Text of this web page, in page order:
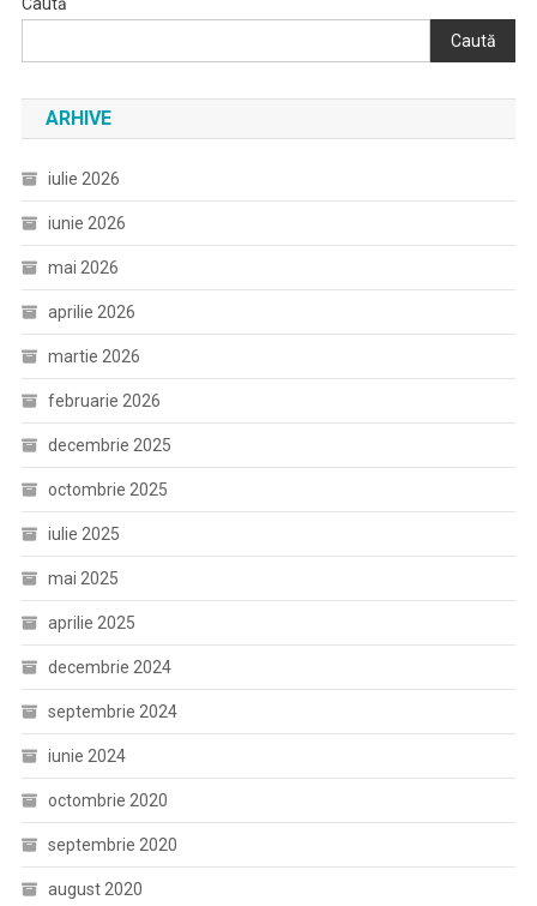
Caută
ARHIVE
iulie 2026
iunie 2026
mai 2026
aprilie 2026
martie 2026
februarie 2026
decembrie 2025
octombrie 2025
iulie 2025
mai 2025
aprilie 2025
decembrie 2024
septembrie 2024
iunie 2024
octombrie 2020
septembrie 2020
august 2020